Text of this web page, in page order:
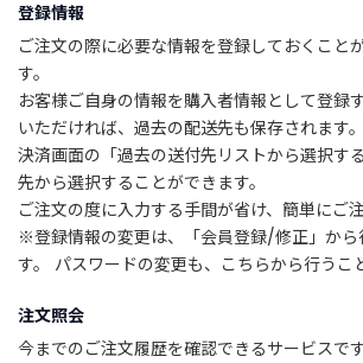
B
R
A
N
D
ブ
ラ
ン
ド
か
ら
す
登録情報
ご注文の際に必要な情報を登録しておくこと
す。
お客様ご自身の情報を購入者情報として登録
いただければ、過去の配送先も保存されます。
決済画面の「過去の送付先リストから選択す
先から選択することができます。
ご注文の度に入力する手間が省け、簡単にご
※登録情報の変更は、「会員登録/修正」から
す。 パスワードの変更も、こちらから行うこ
注文照会
今までのご注文履歴を確認できるサービスです